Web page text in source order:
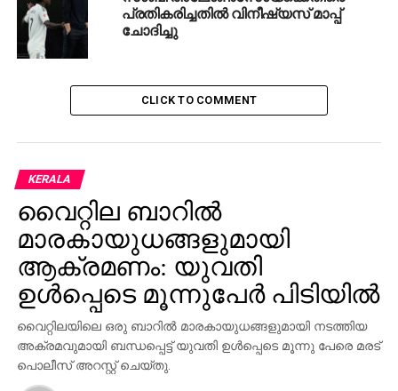
പ്രതികരിച്ചതില്‍ വിനീഷ്യസ് മാപ്പ്
ചോദിച്ചു
CLICK TO COMMENT
KERALA
വൈറ്റില ബാറില്‍
മാരകായുധങ്ങളുമായി
ആക്രമണം: യുവതി
ഉള്‍പ്പെടെ മൂന്നുപേര്‍ പിടിയില്‍
വൈറ്റിലയിലെ ഒരു ബാറില്‍ മാരകായുധങ്ങളുമായി നടത്തിയ
അക്രമവുമായി ബന്ധപ്പെട്ട് യുവതി ഉള്‍പ്പെടെ മൂന്നു പേരെ മരട്
പൊലീസ് അറസ്റ്റ് ചെയ്തു.